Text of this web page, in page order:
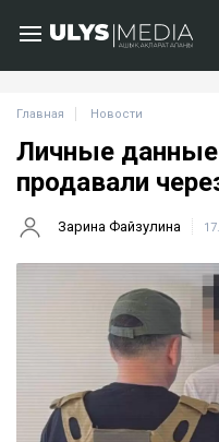
Главная Новости
Личные данные
продавали
Зарина Файзулина